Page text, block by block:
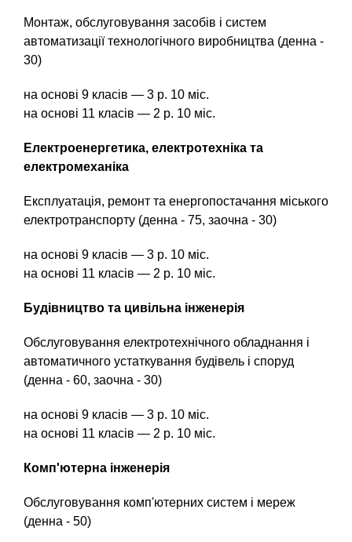
н
и
я
Монтаж, обслуговування засобів і систем
автоматизації технологічного виробництва (денна -
30)
на основі 9 класів — 3 р. 10 міс.
на основі 11 класів — 2 р. 10 міс.
Електроенергетика, електротехніка та
електромеханіка
Експлуатація, ремонт та енергопостачання міського
електротранспорту (денна - 75, заочна - 30)
на основі 9 класів — 3 р. 10 міс.
на основі 11 класів — 2 р. 10 міс.
Будівництво та цивільна інженерія
Обслуговування електротехнічного обладнання і
автоматичного устаткування будівель і споруд
(денна - 60, заочна - 30)
на основі 9 класів — 3 р. 10 міс.
на основі 11 класів — 2 р. 10 міс.
Комп'ютерна інженерія
Обслуговування комп'ютерних систем і мереж
(денна - 50)